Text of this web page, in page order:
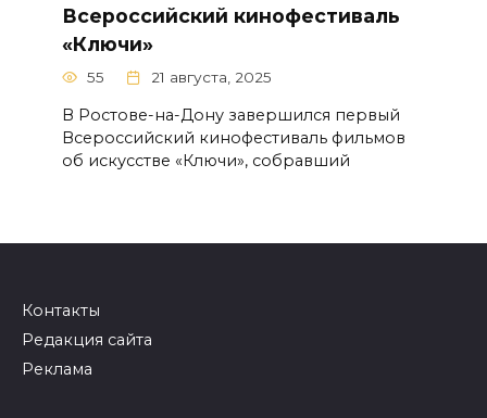
Всероссийский кинофестиваль
«Ключи»
55 21 августа, 2025
В Ростове-на-Дону завершился первый
Всероссийский кинофестиваль фильмов
об искусстве «Ключи», собравший
Контакты
Редакция сайта
Реклама